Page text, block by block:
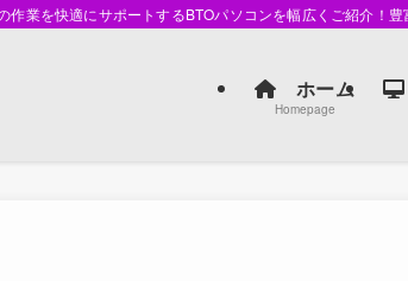
業を快適にサポートするBTOパソコンを幅広くご紹介！
ホーム
Homepage